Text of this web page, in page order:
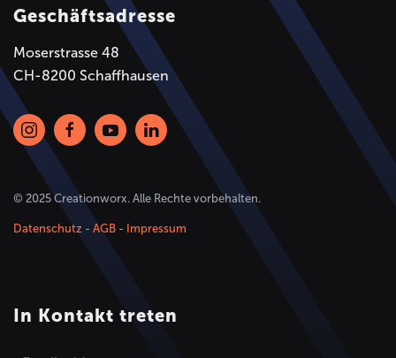
Geschäftsadresse
Moserstrasse 48
CH-8200 Schaffhausen
© 2025 Creationworx. Alle Rechte vorbehalten.
Datenschutz - AGB - Impressum
In Kontakt treten